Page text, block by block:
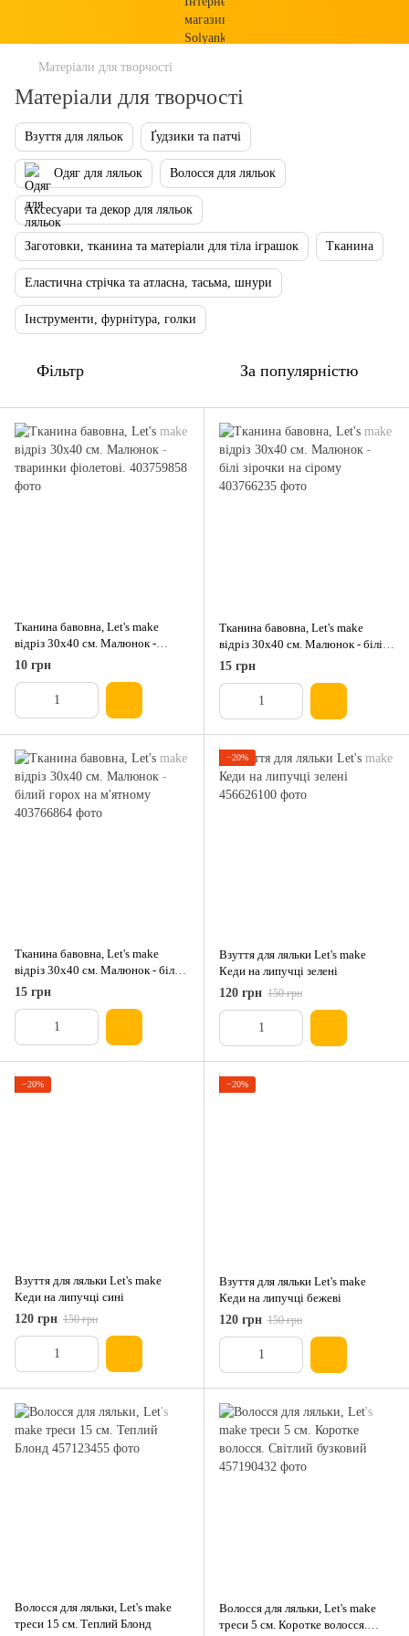
Матеріали для творчості
Матеріали для творчості
Взуття для ляльок Ґудзики та патчі
Одяг для ляльок Волосся для ляльок
Аксесуари та декор для ляльок
Заготовки, тканина та матеріали для тіла іграшок Тканина
Еластична стрічка та атласна, тасьма, шнури
Інструменти, фурнітура, голки
Фільтр За популярністю
Тканина бавовна, Let's make
відріз 30х40 см. Малюнок -
тваринки фіолетові.
10 грн
Тканина бавовна, Let's make
відріз 30x40 см. Малюнок - білі
зірочки на сірому
15 грн
Тканина бавовна, Let's make
відріз 30x40 см. Малюнок - білий
горох на м'ятному
15 грн
−20%
Взуття для ляльки Let's make
Кеди на липучці зелені
120 грн 150 грн
−20%
Взуття для ляльки Let's make
Кеди на липучці сині
120 грн 150 грн
−20%
Взуття для ляльки Let's make
Кеди на липучці бежеві
120 грн 150 грн
Волосся для ляльки, Let's make
треси 15 см. Теплий Блонд
Волосся для ляльки, Let's make
треси 5 см. Коротке волосся.